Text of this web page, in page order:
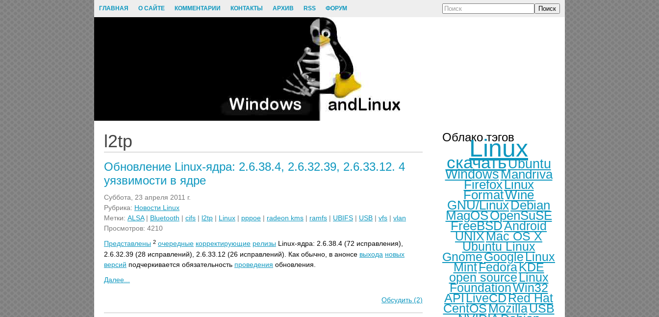
ГЛАВНАЯ О САЙТЕ КОММЕНТАРИИ КОНТАКТЫ АРХИВ RSS ФОРУМ Поиск
l2tp
Обновление Linux-ядра: 2.6.38.4, 2.6.32.39, 2.6.33.12. 4
уязвимости в ядре
Суббота, 23 апреля 2011 г.
Рубрика: Новости Linux
Метки: ALSA| Bluetooth | cifs | l2tp | Linux | pppoe | radeon kms | ramfs | UBIFS | USB | vfs | vlan
Просмотров: 4210
Представлены 2 очередные корректирующие релизы Linux-ядра: 2.6.38.4 (72 исправления),
2.6.32.39 (28 исправлений), 2.6.33.12 (26 исправлений). Как обычно, в анонсе выхода новых
версий подчеркивается обязательность проведения обновления.
Далее...
Обсудить (2)
Облако тэгов
Linux
скачатьUbuntu
WindowsMandriva
FirefoxLinux
FormatWine
GNU/LinuxDebian
MagOSOpenSuSE
FreeBSDAndroid
UNIXMac OS X
Ubuntu Linux
GnomeGoogleLinux
MintFedoraKDE
open sourceLinux
FoundationWin32
APILiveCDRed Hat
CentOSMozillaUSB